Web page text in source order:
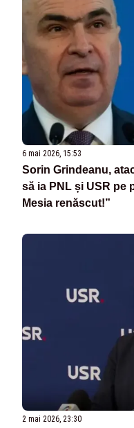
6 mai 2026, 15:53
Sorin Grindeanu,
să ia PNL și USR pe
Mesia renăscut!”
2 mai 2026, 23:30